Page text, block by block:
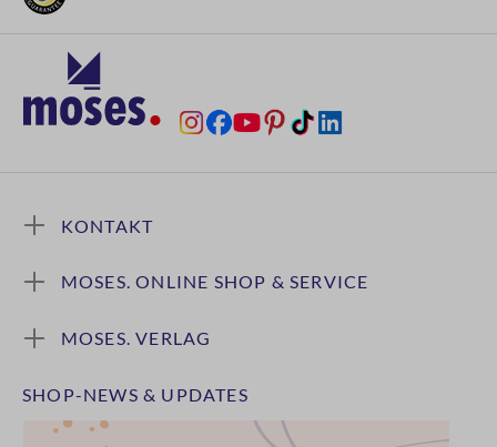
KONTAKT
MOSES. ONLINE SHOP & SERVICE
MOSES. VERLAG
SHOP-NEWS & UPDATES